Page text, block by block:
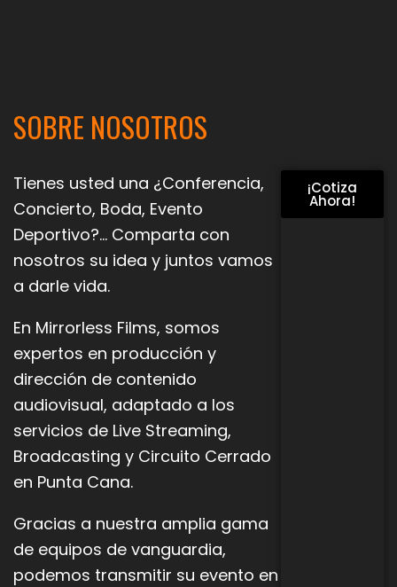
SOBRE NOSOTROS
Tienes usted una ¿Conferencia,
Concierto, Boda, Evento
Deportivo?… Comparta con
nosotros su idea y juntos vamos
a darle vida.
En Mirrorless Films, somos
expertos en producción y
dirección de contenido
audiovisual, adaptado a los
servicios de Live Streaming,
Broadcasting y Circuito Cerrado
en Punta Cana.
Gracias a nuestra amplia gama
de equipos de vanguardia,
podemos transmitir su evento en
¡Cotiza
Ahora!